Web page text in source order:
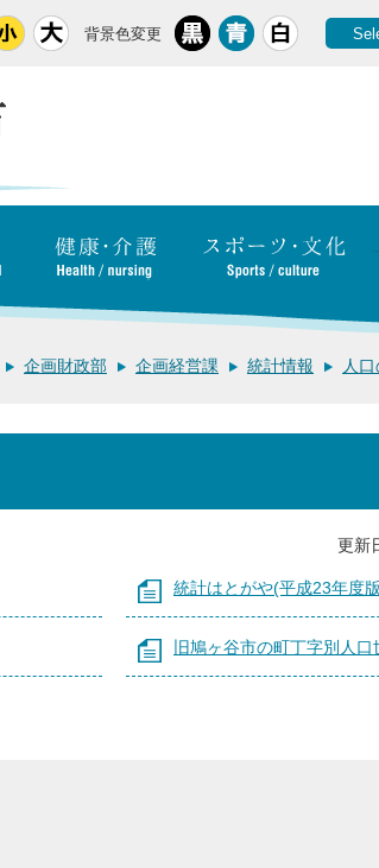
背景色変更
企画財政部 企画経営課 統計情報 人
更新
統計はとがや(平成23年度
旧鳩ヶ谷市の町丁字別人口